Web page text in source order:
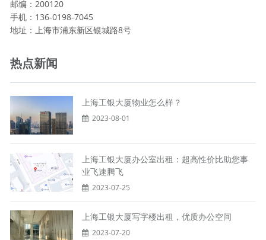
邮编：200120
手机：136-0198-7045
地址：上海市浦东新区银城路8号
热点新闻
上海工银大厦物业怎么样？
2023-08-01
上海工银大厦办公室出租：超高性价比助您事
业飞速腾飞
2023-07-25
上海工银大厦写字楼出租，优质办公空间
2023-07-20